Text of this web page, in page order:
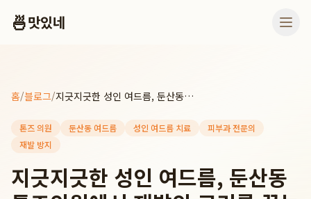
🍜맛있네
홈/블로그/ 지긋지긋한 성인 여드름, 둔산동 톤즈의원에서 재발의 고리를 끊는 법
톤즈 의원 둔산동 여드름 성인 여드름 치료
피부과 전문의
재발 방지
지긋지긋한 성인 여드름, 둔산동